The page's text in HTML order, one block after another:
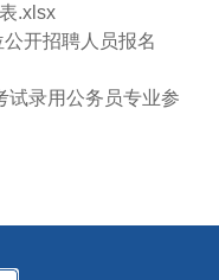
.xlsx
开招聘人员报名
试录用公务员专业参